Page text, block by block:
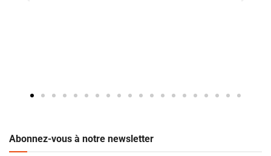
Abonnez-vous à notre newsletter